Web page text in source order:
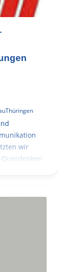
Thüringen
wir